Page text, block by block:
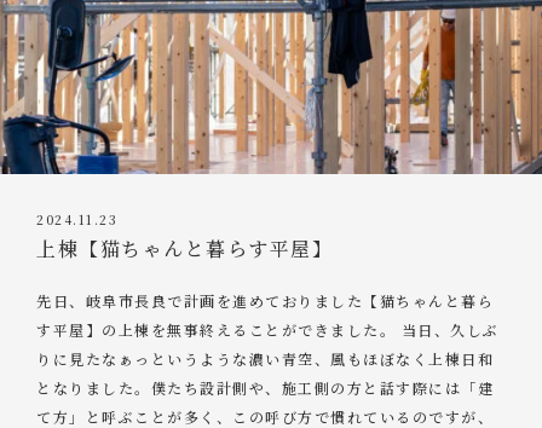
2024.11.23
上棟【猫ちゃんと暮らす平屋】
先日、岐阜市長良で計画を進めておりました【猫ちゃんと暮ら
す平屋】の上棟を無事終えることができました。 当日、久しぶ
りに見たなぁっというような濃い青空、風もほぼなく上棟日和
となりました。僕たち設計側や、施工側の方と話す際には「建
て方」と呼ぶことが多く、この呼び方で慣れているのですが、